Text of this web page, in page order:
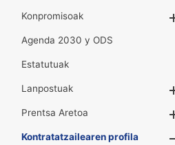
Konpromisoak
Agenda 2030 y ODS
Estatutuak
Lanpostuak
Prentsa Aretoa
Kontratatzailearen profila